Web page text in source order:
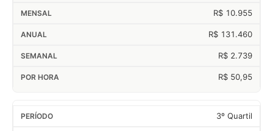
R$ 10.955
R$ 131.460
R$ 2.739
R$ 50,95
3º Quartil